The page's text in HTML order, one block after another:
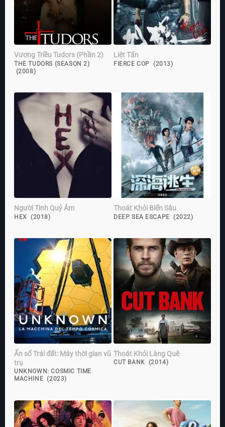
Vương Triều Tudors (Phần 2)
THE TUDORS (SEASON 2)
(2008)
Liệt Tấn
FIERCE COP (2013)
Người Tình Quỷ Ám
HEX (2018)
Thoát Khỏi Biển Sâu
DEEP SEA ESCAPE (2022)
Ẩn số Trái đất: Máy thời gian vũ
trụ
UNKNOWN: COSMIC TIME
MACHINE (2023)
Thoát Khỏi Làng Quê
CUT BANK (2014)